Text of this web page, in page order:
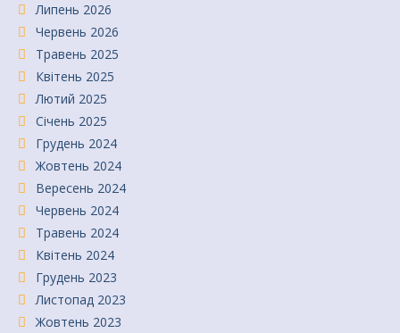
Липень 2026
Червень 2026
Травень 2025
Квітень 2025
Лютий 2025
Січень 2025
Грудень 2024
Жовтень 2024
Вересень 2024
Червень 2024
Травень 2024
Квітень 2024
Грудень 2023
Листопад 2023
Жовтень 2023